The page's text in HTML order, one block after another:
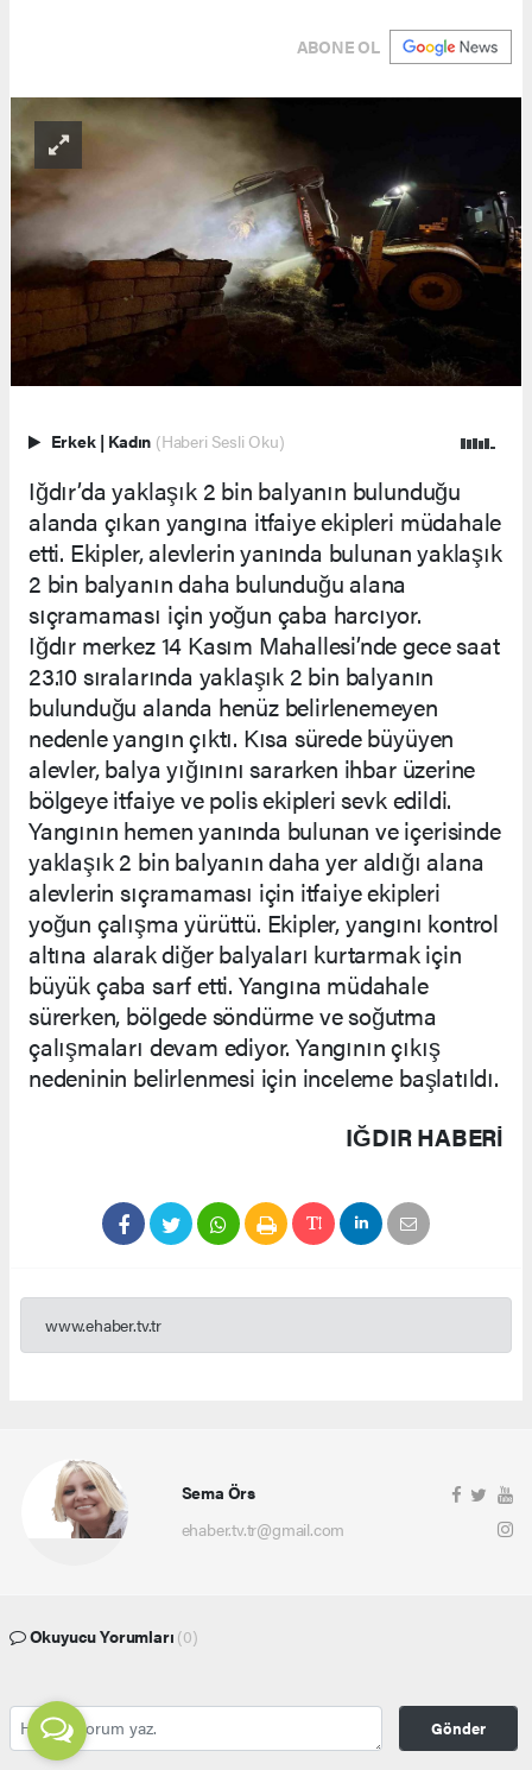
ABONE OL
Erkek | Kadın (Haberi Sesli Oku)
Iğdır’da yaklaşık 2 bin balyanın bulunduğu
alanda çıkan yangına itfaiye ekipleri müdahale
etti. Ekipler, alevlerin yanında bulunan yaklaşık
2 bin balyanın daha bulunduğu alana
sıçramaması için yoğun çaba harcıyor.
Iğdır merkez 14 Kasım Mahallesi’nde gece saat
23.10 sıralarında yaklaşık 2 bin balyanın
bulunduğu alanda henüz belirlenemeyen
nedenle yangın çıktı. Kısa sürede büyüyen
alevler, balya yığınını sararken ihbar üzerine
bölgeye itfaiye ve polis ekipleri sevk edildi.
Yangının hemen yanında bulunan ve içerisinde
yaklaşık 2 bin balyanın daha yer aldığı alana
alevlerin sıçramaması için itfaiye ekipleri
yoğun çalışma yürüttü. Ekipler, yangını kontrol
altına alarak diğer balyaları kurtarmak için
büyük çaba sarf etti. Yangına müdahale
sürerken, bölgede söndürme ve soğutma
çalışmaları devam ediyor. Yangının çıkış
nedeninin belirlenmesi için inceleme başlatıldı.
IĞDIR HABERİ
www.ehaber.tv.tr
Sema Örs
ehaber.tv.tr@gmail.com
Okuyucu Yorumları (0)
Gönder